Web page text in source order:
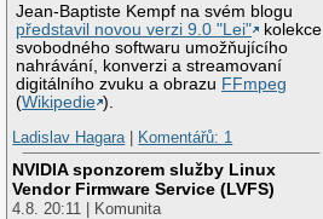
Jean-Baptiste Kempf na svém blogu
představil novou verzi 9.0 "Lei"
kolekce
svobodného softwaru umožňujícího
nahrávání, konverzi a streamovaní
digitálního zvuku a obrazu FFmpeg
(Wikipedie ).
Ladislav Hagara| Komentářů: 1
NVIDIA sponzorem služby Linux
Vendor Firmware Service (LVFS)
4.8. 20:11 | Komunita